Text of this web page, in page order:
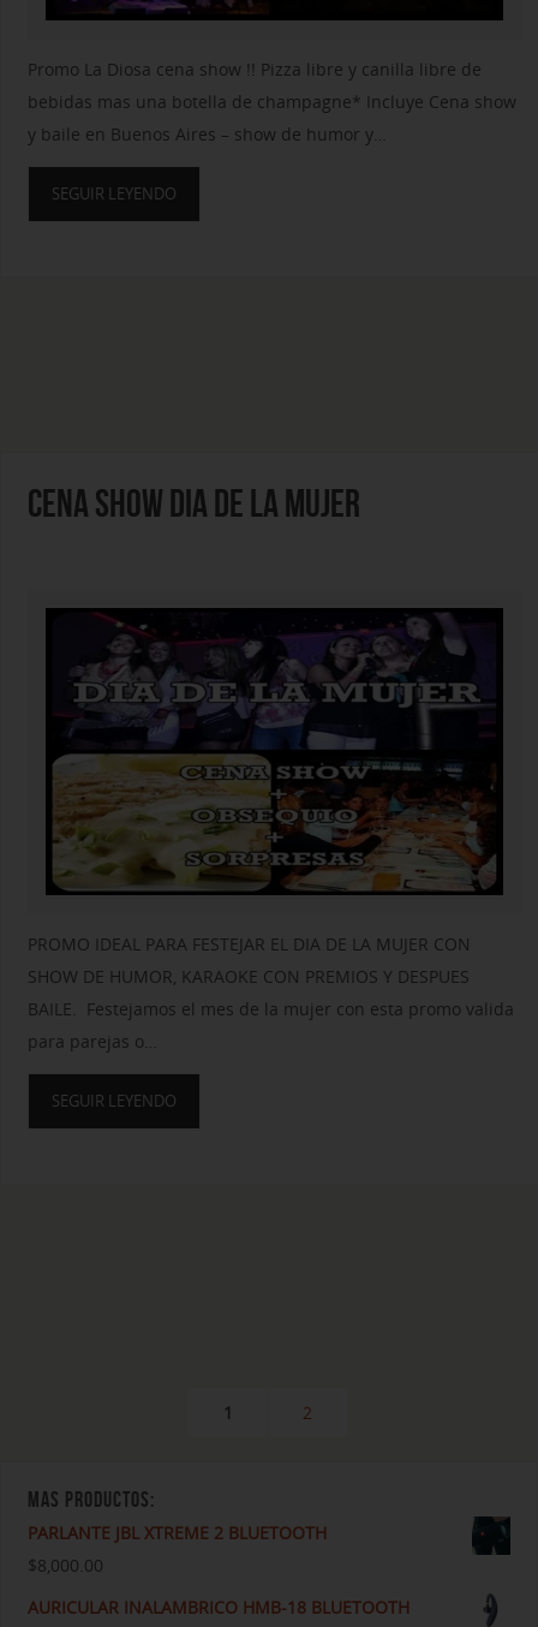
Promo La Diosa cena show !! Pizza libre y canilla libre de
bebidas mas una botella de champagne* Incluye Cena show
y baile en Buenos Aires – show de humor y…
SEGUIR LEYENDO
CENA SHOW DIA DE LA MUJER
PROMO IDEAL PARA FESTEJAR EL DIA DE LA MUJER CON
SHOW DE HUMOR, KARAOKE CON PREMIOS Y DESPUES
BAILE. Festejamos el mes de la mujer con esta promo valida
para parejas o…
SEGUIR LEYENDO
1 2
MAS PRODUCTOS:
PARLANTE JBL XTREME 2 BLUETOOTH
$8,000.00
AURICULAR INALAMBRICO HMB-18 BLUETOOTH